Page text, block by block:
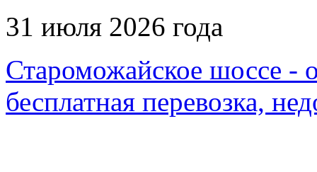
31 июля 2026 года
Староможайское шоссе -
бесплатная перевозка,